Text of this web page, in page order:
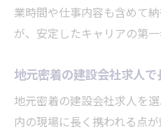
業時間や仕事内容も含めて
が、安定したキャリアの第一
地元密着の建設会社求人
地元密着の建設会社求人を
内の現場に長く携われる点